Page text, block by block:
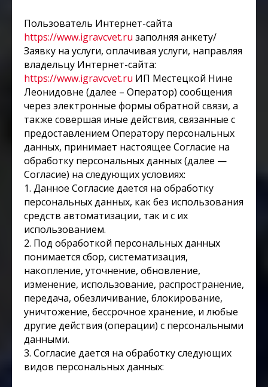
Пользователь Интернет-сайта
https://www.igravcvet.ru заполняя анкету/
Заявку на услуги, оплачивая услуги, направляя
владельцу Интернет-сайта:
https://www.igravcvet.ru ИП Местецкой Нине
Леонидовне (далее – Оператор) сообщения
через электронные формы обратной связи, а
также совершая иные действия, связанные с
предоставлением Оператору персональных
данных, принимает настоящее Согласие на
обработку персональных данных (далее —
Согласие) на следующих условиях:
1. Данное Согласие дается на обработку
персональных данных, как без использования
средств автоматизации, так и с их
использованием.
2. Под обработкой персональных данных
понимается сбор, систематизация,
накопление, уточнение, обновление,
изменение, использование, распространение,
передача, обезличивание, блокирование,
уничтожение, бессрочное хранение, и любые
другие действия (операции) с персональными
данными.
3. Согласие дается на обработку следующих
видов персональных данных: